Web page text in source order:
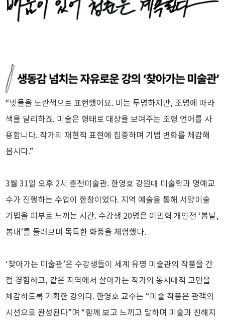
“빗물을 노란색으로 표현했어요. 비는 투명하지만, 조명에 따라
색을 달리하죠. 미술은 형태로 대상을 보여주는 조형 언어를 사
용합니다. 작가의 재현적 표현에 집중하며 기법 변화를 체감해
봅시다.”
3월 31일 오후 2시 춘천미술관. 한영호 강원대 미술학과 명예교
수가 진행하는 수업이 한창이었다. 지역 예술을 통해 서양미술
기법을 피부로 느끼는 시간. 수강생 20명은 이민혁 개인전 ‘봄날,
봄내’를 둘러보며 독특한 화풍을 체험했다.
‘찾아가는 미술관’은 수강생들이 세계 유명 미술관의 작품을 간
접 경험하고, 같은 지역에서 살아가는 작가의 동시대적 고민을
체감하도록 기획한 강의다. 한영호 교수는 “미술 작품은 관객의
시선으로 완성된다”며 “함께 보고 느끼고 말하며 미술과 친해지